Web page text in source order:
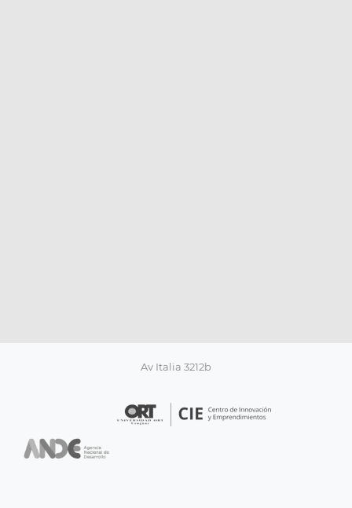
Av Italia 3212b